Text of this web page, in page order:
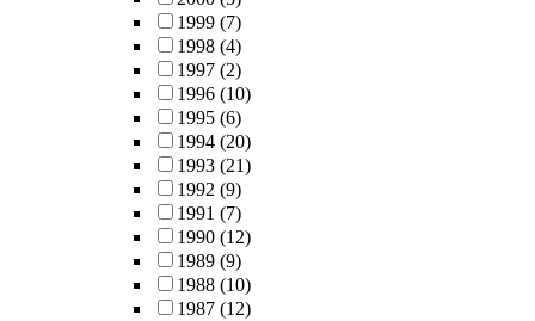
1999 (7)
1998 (4)
1997 (2)
1996 (10)
1995 (6)
1994 (20)
1993 (21)
1992 (9)
1991 (7)
1990 (12)
1989 (9)
1988 (10)
1987 (12)